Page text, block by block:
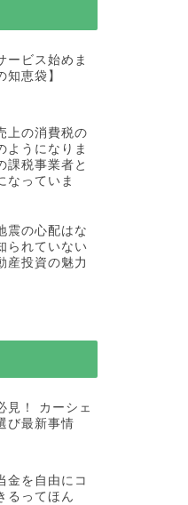
ービス始めま
知恵袋】
上の消費税の
ようになりま
課税事業者と
なっていま
震の心配はな
られていない
産投資の魅力
見！ カーシェ
び最新事情
金を自由にコ
るってほん